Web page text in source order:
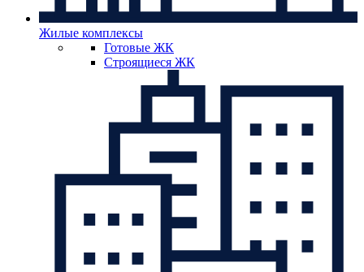
Жилые комплексы
Готовые ЖК
Строящиеся ЖК